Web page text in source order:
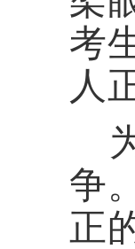
考
人
争
正